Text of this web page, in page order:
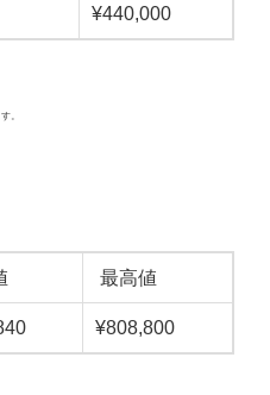
¥440,000
。
最高値
¥808,800